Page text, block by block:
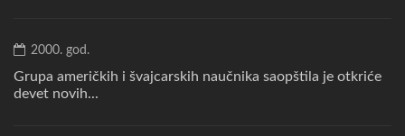
2000. god.
Grupa američkih i švajcarskih naučnika saopštila je otkriće
devet novih...